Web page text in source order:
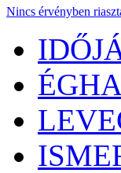
Nincs érvényben